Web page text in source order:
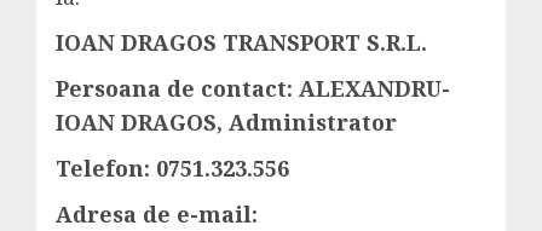
IOAN DRAGOS TRANSPORT S.R.L.
Persoana de contact: ALEXANDRU-
IOAN DRAGOS, Administrator
Telefon: 0751.323.556
Adresa de e-mail: